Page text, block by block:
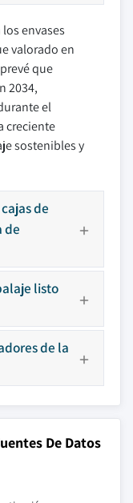
envases
valorado en
que
2034,
el
creciente
sostenibles y
de
de
listo
de la
De Datos